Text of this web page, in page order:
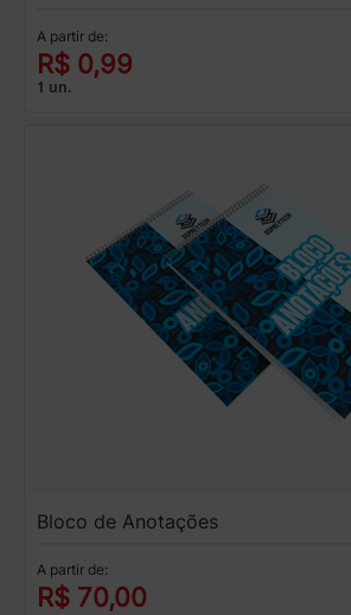
A partir de:
R$ 0,99
1 un.
Bloco de Anotações
A partir de:
R$ 70,00